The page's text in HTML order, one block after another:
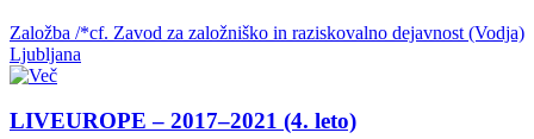
Založba /*cf. Zavod za založniško in raziskovalno dejavnost (Vodja)
Ljubljana
LIVEUROPE – 2017–2021 (4. leto)